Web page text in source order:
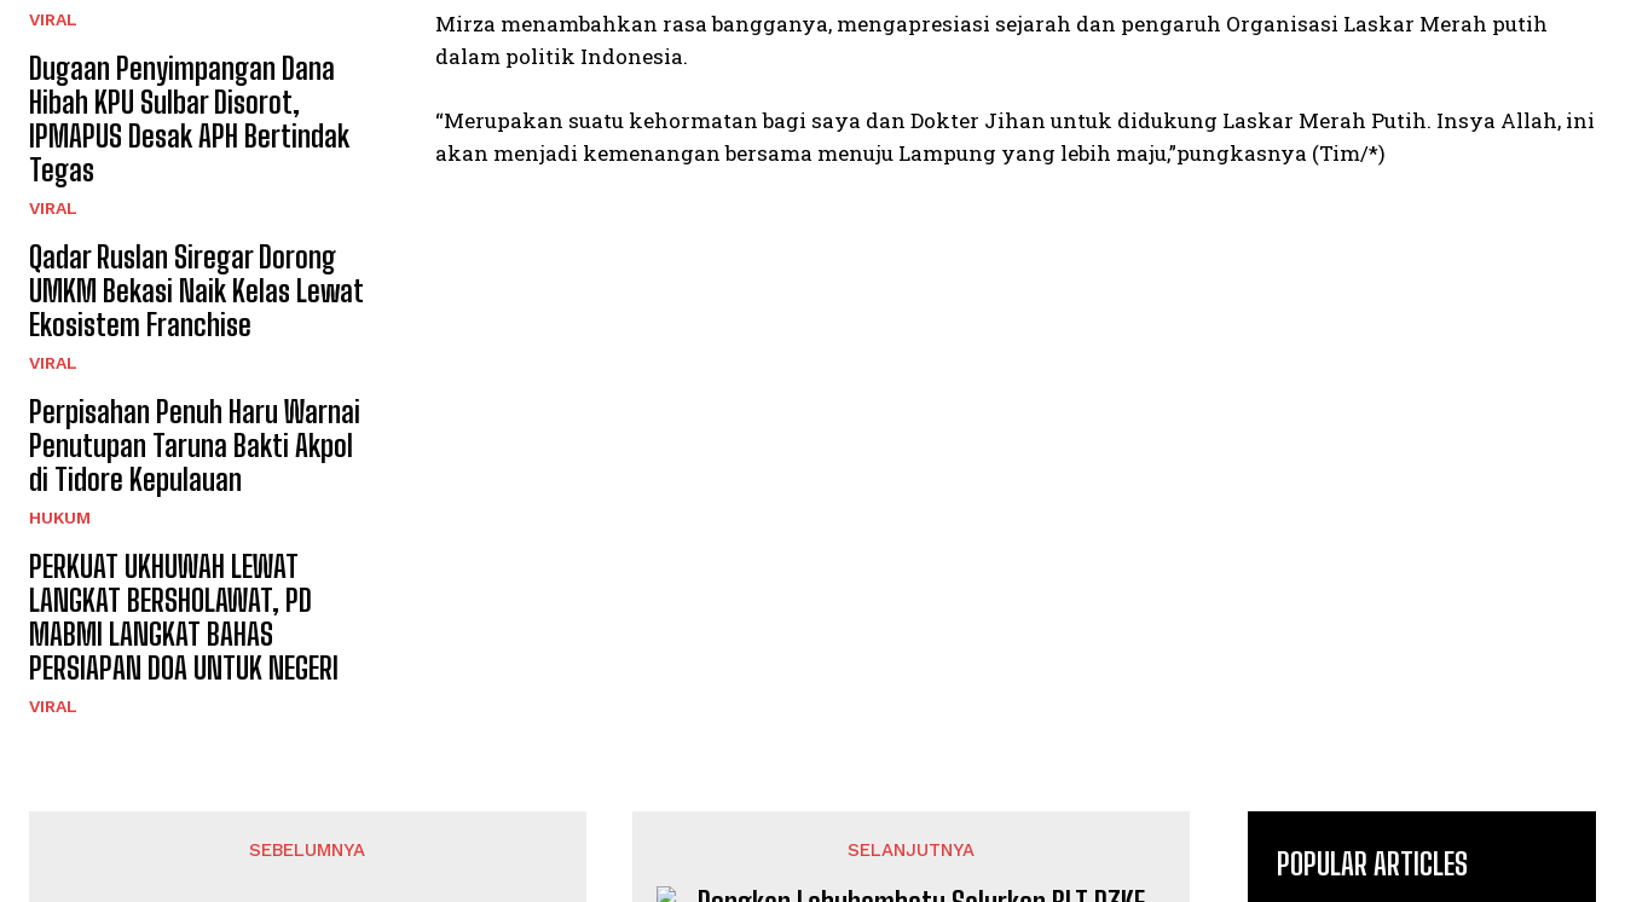
VIRAL
Dugaan Penyimpangan Dana
Hibah KPU Sulbar Disorot,
IPMAPUS Desak APH Bertindak
Tegas
VIRAL
Qadar Ruslan Siregar Dorong
UMKM Bekasi Naik Kelas Lewat
Ekosistem Franchise
VIRAL
Perpisahan Penuh Haru Warnai
Penutupan Taruna Bakti Akpol
di Tidore Kepulauan
HUKUM
PERKUAT UKHUWAH LEWAT
LANGKAT BERSHOLAWAT, PD
MABMI LANGKAT BAHAS
PERSIAPAN DOA UNTUK NEGERI
VIRAL
Mirza menambahkan rasa bangganya, mengapresiasi sejarah dan pengaruh Organisasi Laskar Merah putih
dalam politik Indonesia.
“Merupakan suatu kehormatan bagi saya dan Dokter Jihan untuk didukung Laskar Merah Putih. Insya Allah, ini
akan menjadi kemenangan bersama menuju Lampung yang lebih maju,”pungkasnya (Tim/*)
SEBELUMNYA SELANJUTNYA POPULAR ARTICLES